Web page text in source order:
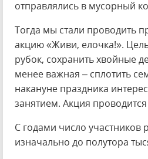
отправлялись в мусорный
Тогда мы стали проводить
акцию «Живи, елочка!».
рубок, сохранить хвойные
менее важная – сплотить
накануне праздника
занятием. Акция
С годами число участников
изначально до полутора